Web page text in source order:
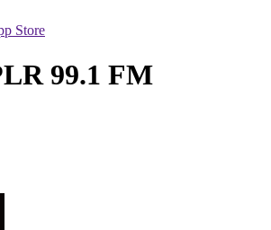
Store
99.1 FM